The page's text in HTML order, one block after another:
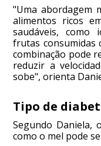
"Uma abordagem
alimentos ricos
saudáveis, como
frutas consumidas
combinação pode
reduzir a
sobe", orienta
Tipo de
Segundo Daniela,
como o mel pode